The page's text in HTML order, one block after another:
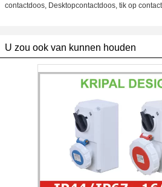
contactdoos, Desktopcontactdoos, tik op
U zou ook van kunnen houden